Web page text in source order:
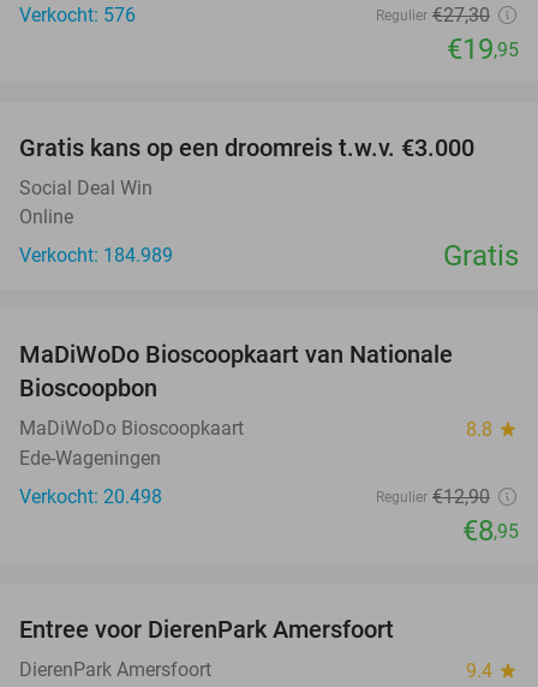
Verkocht: 576
Regulier €27,30
€19,95
Gratis kans op een droomreis t.w.v. €3.000
Social Deal Win
Online
Verkocht: 184.989
Gratis
MaDiWoDo Bioscoopkaart van Nationale
Bioscoopbon
MaDiWoDo Bioscoopkaart 8.8 star
Ede-Wageningen
Verkocht: 20.498
Regulier €12,90
€8,95
Entree voor DierenPark Amersfoort
DierenPark Amersfoort 9.4 star